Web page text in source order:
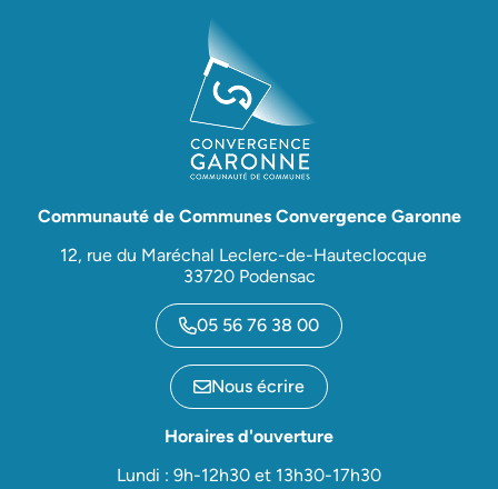
Communauté de Communes Convergence Garonne
12, rue du Maréchal Leclerc-de-Hauteclocque
33720 Podensac
05 56 76 38 00
Nous écrire
Horaires d'ouverture
Lundi : 9h-12h30 et 13h30-17h30